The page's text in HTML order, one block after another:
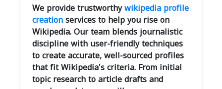
We provide trustworthywikipedia profile
creationservices to help you rise on
Wikipedia. Our team blends journalistic
discipline with user-friendly techniques
to create accurate, well-sourced profiles
that fit Wikipedia's criteria. From initial
topic research to article drafts and